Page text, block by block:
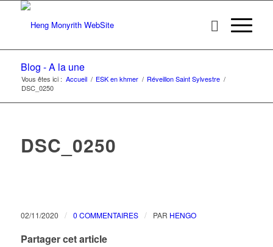
Blog - A la une
Vous êtes ici : Accueil / ESK en khmer / Réveillon Saint Sylvestre /
DSC_0250
DSC_0250
02/11/2020 / 0 COMMENTAIRES / PAR HENGO
Partager cet article